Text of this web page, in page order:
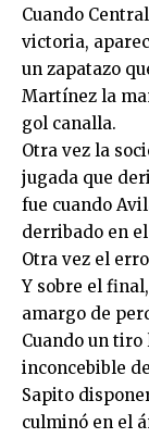
Cuando
victoria,
un zapatazo
Martínez la
gol canalla.
Otra vez la
jugada que
fue cuando
derribado en
Otra vez el
Y sobre el
amargo de
Cuando un
inconcebible
Sapito
culminó en el